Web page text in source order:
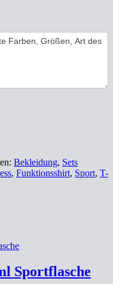
Bekleidung, Sets
, Funktionsshirt, Sport, T-
Sportflasche